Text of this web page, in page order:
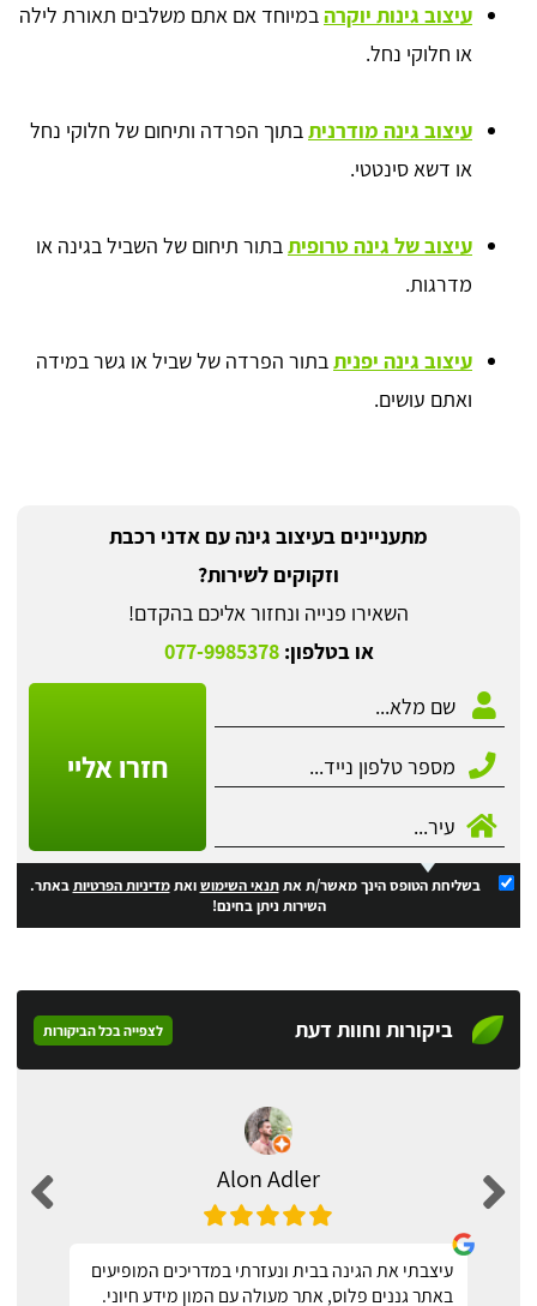
עיצוב גינות יוקרהבמיוחד אם אתם משלבים תאורת לילה
או חלוקי נחל.
עיצוב גינה מודרניתבתוך הפרדה ותיחום של חלוקי נחל
או דשא סינטטי.
עיצוב של גינה טרופיתבתור תיחום של השביל בגינה או
מדרגות.
עיצוב גינה יפניתבתור הפרדה של שביל או גשר במידה
ואתם עושים.
מתעניינים בעיצוב גינה עם אדני רכבת
וזקוקים לשירות?
השאירו פנייה ונחזור אליכם בהקדם!
או בטלפון:077-9985378
חזרו אליי
בשליחת הטופס הינך מאשר/ת אתתנאי השימושואתמדיניות הפרטיותבאתר.
השירות ניתן בחינם!
ביקורות וחוות דעת לצפייה בכל הביקורות
Alon Adler
עיצבתי את הגינה בבית ונעזרתי במדריכים המופיעים
באתר גננים פלוס, אתר מעולה עם המון מידע חיוני.